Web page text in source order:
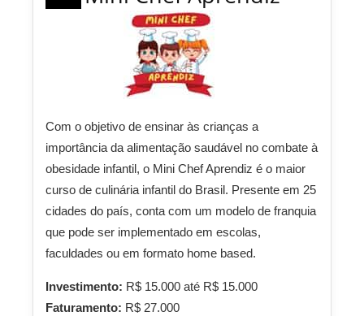
Com o objetivo de ensinar às crianças a
importância da alimentação saudável no combate à
obesidade infantil, o Mini Chef Aprendiz é o maior
curso de culinária infantil do Brasil. Presente em 25
cidades do país, conta com um modelo de franquia
que pode ser implementado em escolas,
faculdades ou em formato home based.
Investimento: R$ 15.000 até R$ 15.000
Faturamento: R$ 27.000